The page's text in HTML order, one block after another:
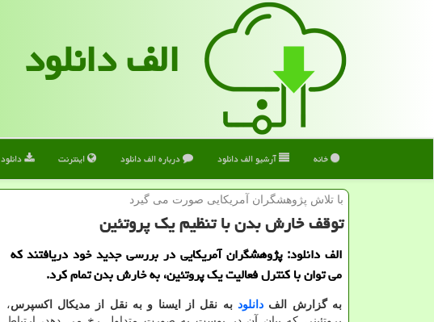
الف دانلود
خانه آرشیو الف دانلود درباره الف دانلود اینترنت دانلود
با تلاش پژوهشگران آمریكایی صورت می گیرد
توقف خارش بدن با تنظیم یك پروتئین
الف دانلود: پژوهشگران آمریكایی در بررسی جدید خود دریافتند كه
می توان با كنترل فعالیت یك پروتئین، به خارش بدن تمام كرد.
به گزارش الفدانلود به نقل از ایسنا و به نقل از مدیكال اكسپرس،